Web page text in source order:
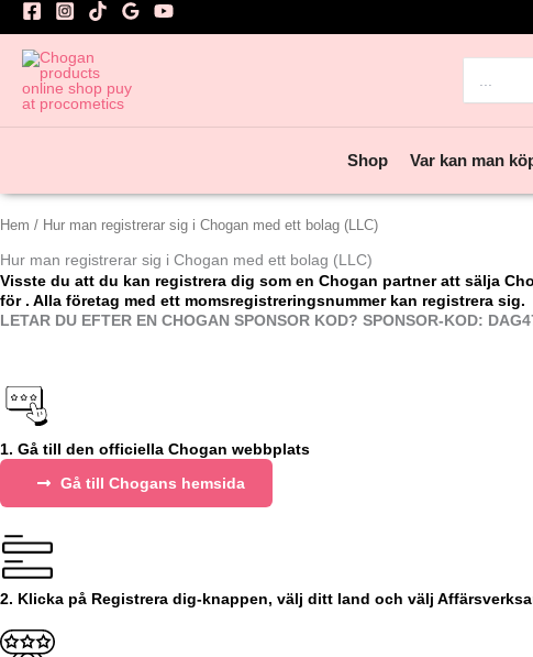
Hoppa
innehåll
for:
Shop Var kan man
Hem / Hur man registrerar sig i Chogan med ett bolag (LLC)
Hur man registrerar sig i Chogan med ett bolag (LLC)
Visste du att du kan registrera dig som en Chogan partner att sälja
för . Alla företag med ett momsregistreringsnummer kan registrera sig.
LETAR DU EFTER EN CHOGAN SPONSOR KOD? SPONSOR-KOD:
1. Gå till den officiella Chogan webbplats
Gå till Chogans hemsida
2. Klicka på Registrera dig-knappen, välj ditt land och välj